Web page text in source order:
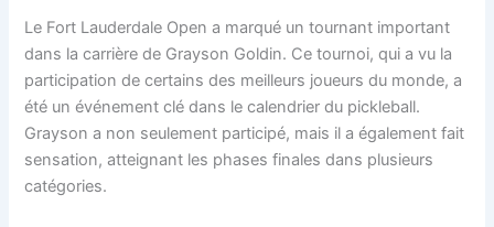
Le Fort Lauderdale Open a marqué un tournant important
dans la carrière de Grayson Goldin. Ce tournoi, qui a vu la
participation de certains des meilleurs joueurs du monde, a
été un événement clé dans le calendrier du pickleball.
Grayson a non seulement participé, mais il a également fait
sensation, atteignant les phases finales dans plusieurs
catégories.